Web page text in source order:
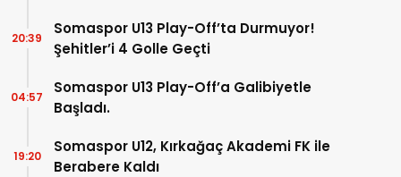
Somaspor U13 Play-Off’ta Durmuyor!
Şehitler’i 4 Golle Geçti
20:39
Somaspor U13 Play-Off’a Galibiyetle
Başladı.
04:57
Somaspor U12, Kırkağaç Akademi FK ile
Berabere Kaldı
19:20